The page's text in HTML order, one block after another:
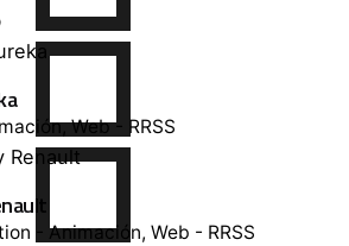
Web - RRSS
- Animación Web - RRSS